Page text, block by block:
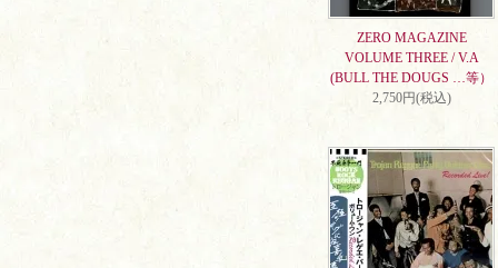
ZERO MAGAZINE
VOLUME THREE / V.A
(BULL THE DOUGS …等）
2,750円(税込)